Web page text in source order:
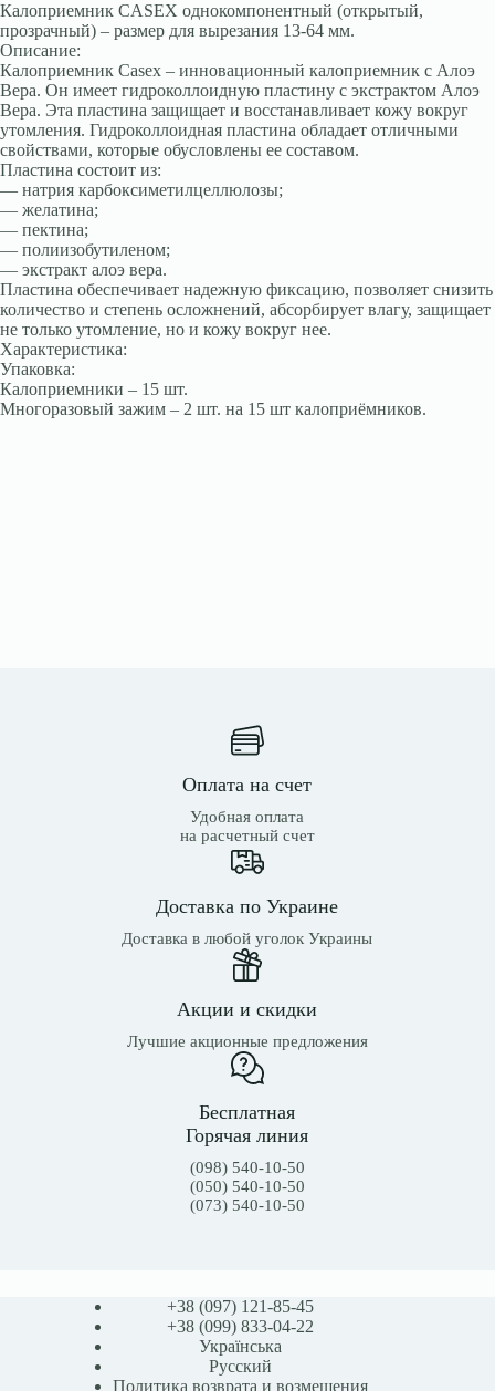
Калоприемник CASEX однокомпонентный (открытый,
прозрачный) – размер для вырезания 13-64 мм.
Описание:
Калоприемник Casex – инновационный калоприемник с Алоэ
Вера. Он имеет гидроколлоидную пластину с экстрактом Алоэ
Вера. Эта пластина защищает и восстанавливает кожу вокруг
утомления. Гидроколлоидная пластина обладает отличными
свойствами, которые обусловлены ее составом.
Пластина состоит из:
— натрия карбоксиметилцеллюлозы;
— желатина;
— пектина;
— полиизобутиленом;
— экстракт алоэ вера.
Пластина обеспечивает надежную фиксацию, позволяет снизить
количество и степень осложнений, абсорбирует влагу, защищает
не только утомление, но и кожу вокруг нее.
Характеристика:
Упаковка:
Калоприемники – 15 шт.
Многоразовый зажим – 2 шт. на 15 шт калоприёмников.
Оплата на счет
Удобная оплата
на расчетный счет
Доставка по Украине
Доставка в любой уголок Украины
Акции и скидки
Лучшие акционные предложения
Бесплатная
Горячая линия
(098) 540-10-50
(050) 540-10-50
(073) 540-10-50
+38 (097) 121-85-45
+38 (099) 833-04-22
Українська
Русский
Политика возврата и возмещения